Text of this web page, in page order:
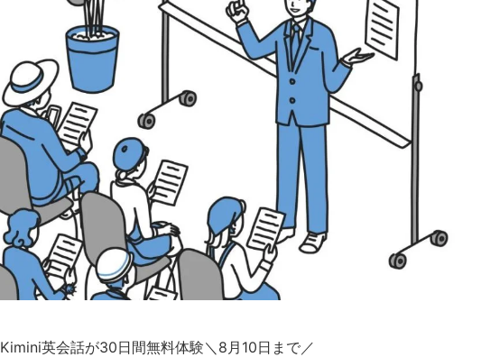
Kimini英会話が30日間無料体験＼8月10日まで／